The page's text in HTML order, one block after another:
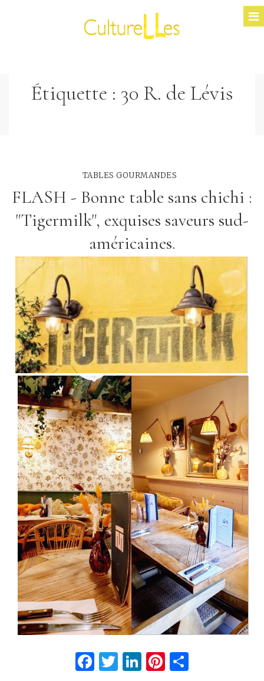
Étiquette : 30 R. de Lévis
TABLES GOURMANDES
FLASH - Bonne table sans chichi :
"Tigermilk", exquises saveurs sud-
américaines.
Facebook
Twitter
LinkedIn
Pinterest